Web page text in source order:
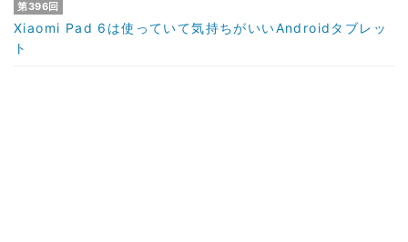
第396回
Xiaomi Pad 6は使っていて気持ちがいいAndroidタブレッ
ト